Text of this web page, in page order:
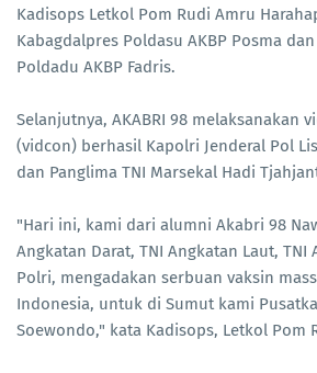
Kadisops Letkol Pom Rudi Amru
Kabagdalpres Poldasu AKBP Posma
Poldadu AKBP Fadris.
Selanjutnya, AKABRI 98 melaksanakan
(vidcon) berhasil Kapolri Jenderal Pol
dan Panglima TNI Marsekal Hadi
"Hari ini, kami dari alumni Akabri 98
Angkatan Darat, TNI Angkatan Laut, TNI
Polri, mengadakan serbuan vaksin
Indonesia, untuk di Sumut kami
Soewondo," kata Kadisops, Letkol Pom